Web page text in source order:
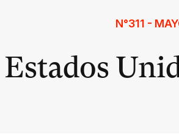
N°311 -
Estados